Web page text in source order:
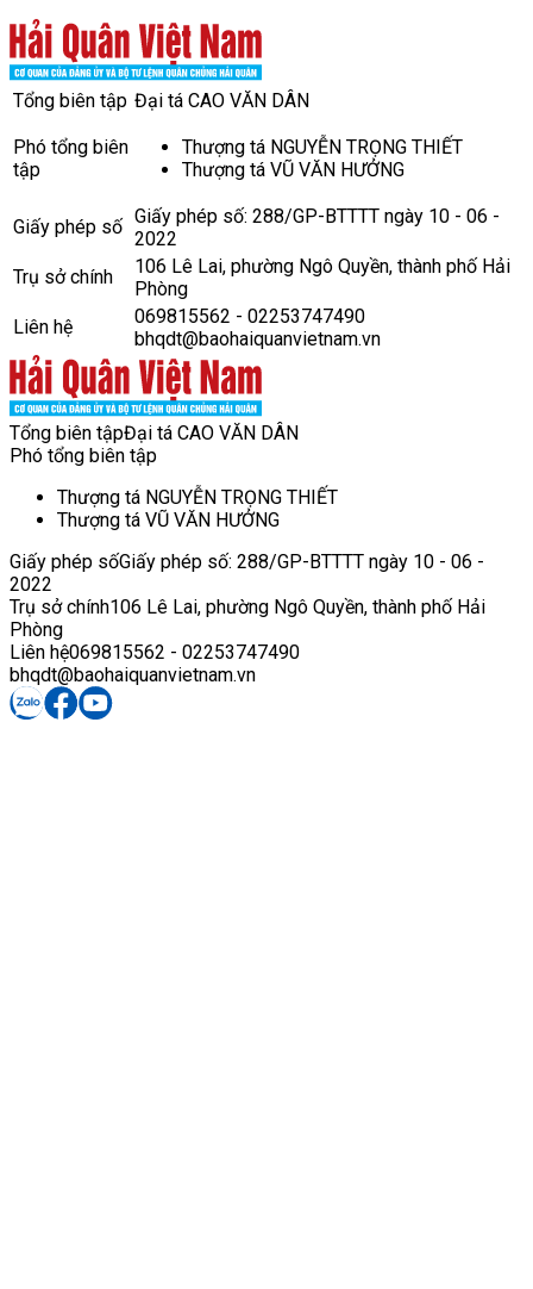
Tổng biên tập Đại tá CAO VĂN DÂN
Phó tổng biên
tập
Thượng tá NGUYỄN TRỌNG THIẾT
Thượng tá VŨ VĂN HƯỞNG
Giấy phép số Giấy phép số: 288/GP-BTTTT ngày 10 - 06 -
2022
Trụ sở chính
106 Lê Lai, phường Ngô Quyền, thành phố Hải
Phòng
Liên hệ
069815562 - 02253747490
bhqdt@baohaiquanvietnam.vn
Tổng biên tậpĐại tá CAO VĂN DÂN
Phó tổng biên tập
Thượng tá NGUYỄN TRỌNG THIẾT
Thượng tá VŨ VĂN HƯỞNG
Giấy phép sốGiấy phép số: 288/GP-BTTTT ngày 10 - 06 -
2022
Trụ sở chính106 Lê Lai, phường Ngô Quyền, thành phố Hải
Phòng
Liên hệ069815562 - 02253747490
bhqdt@baohaiquanvietnam.vn